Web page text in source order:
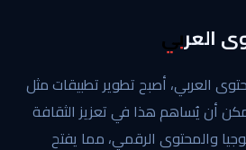
العربي
العربي، أصبح تطوير تطبيقات مثل
أن يُساهم هذا في تعزيز الثقافة
والمحتوى الرقمي، مما يفتح